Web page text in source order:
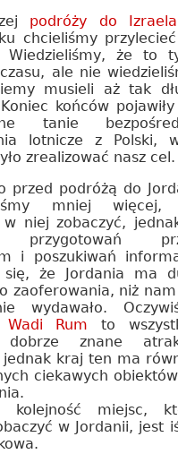
podróży do Izraela
chcieliśmy
Wiedzieliśmy, że to
ale nie
musieli aż tak
końców
tanie
lotnicze z Polski,
zrealizować nasz cel.
przed podróżą do
mniej więcej,
w niej zobaczyć,
przygotowań
i poszukiwań
się, że Jordania ma
zaoferowania, niż
wydawało.
Wadi Rum to
dobrze znane
jednak kraj ten ma
ciekawych
kolejność miejsc,
w Jordanii, jest